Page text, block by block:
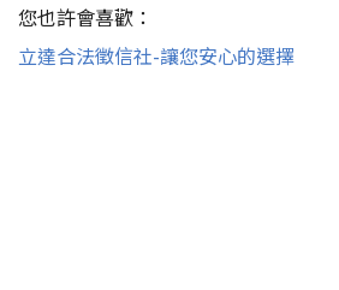
您也許會喜歡：
立達合法徵信社-讓您安心的選擇